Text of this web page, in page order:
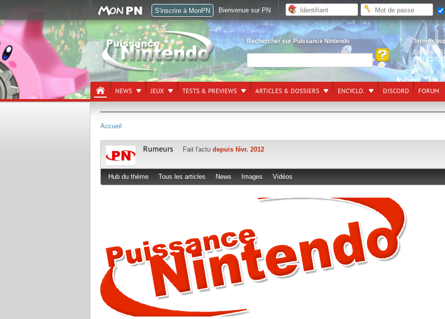
Rechercher sur Puissance Nintendo
Termes
Splatoon
EA FC27,
NEWS JEUX TESTS & PREVIEWS ARTICLES & DOSSIERS ENCYCLO. DISCORD FORUM
Accueil
Rumeurs Fait l'actu depuis févr. 2012
Hub du thème Tous les articles News Images Vidéos
S'inscrire à MonPN Bienvenue sur PN